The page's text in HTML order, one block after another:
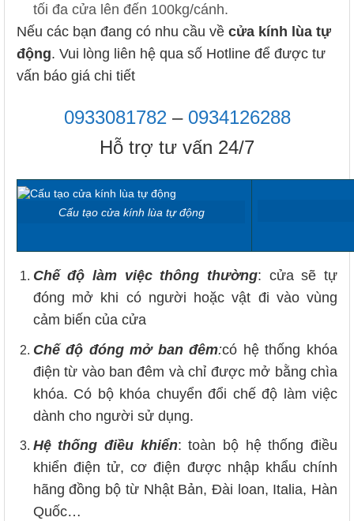
tối đa cửa lên đến 100kg/cánh.
Nếu các bạn đang có nhu cầu về cửa kính lùa tự
động. Vui lòng liên hệ qua số Hotline để được tư
vấn báo giá chi tiết
0933081782– 0934126288
Hỗ trợ tư vấn 24/7
Cấu tạo cửa kính lùa tự động
Chế độ làm việc thông thường: cửa sẽ tự
đóng mở khi có người hoặc vật đi vào vùng
cảm biến của cửa
Chế độ đóng mở ban đêm:có hệ thống khóa
điện từ vào ban đêm và chỉ được mở bằng chìa
khóa. Có bộ khóa chuyển đổi chế độ làm việc
dành cho người sử dụng.
Hệ thống điều khiển: toàn bộ hệ thống điều
khiển điện tử, cơ điện được nhập khẩu chính
hãng đồng bộ từ Nhật Bản, Đài loan, Italia, Hàn
Quốc…